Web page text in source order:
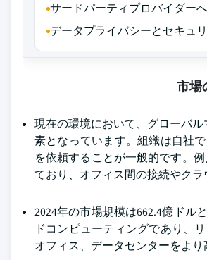
サードパーティプロバイダー
データプライバシーとセキュ
市場
現在の環境において、グローバ
素となっています。組織は自社
を依頼することが一般的です。
ており、オフィス間の接続やク
2024年の市場規模は662.4億ドル
ドコンピューティングであり、
オフィス、データセンターをよ